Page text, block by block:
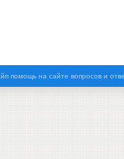
помощь на сайте вопросов и